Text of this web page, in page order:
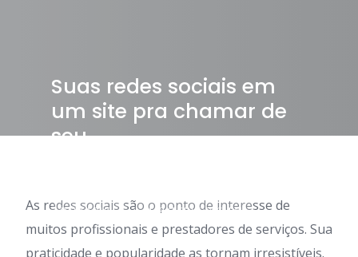
DESTAQUES MARKETING DIGITAL
Suas redes sociais em
um site pra chamar de
seu
As redes sociais são o ponto de interesse de
muitos profissionais e prestadores de serviços. Sua
praticidade e popularidade as tornam irresistíveis.